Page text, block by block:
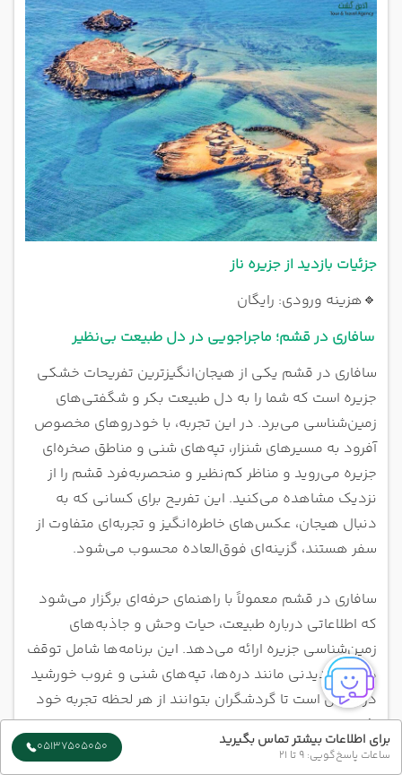
جزئیات بازدید از جزیره ناز
🔹هزینه ورودی: رایگان
سافاری در قشم؛ ماجراجویی در دل طبیعت بی‌نظیر
سافاری در قشم یکی از هیجان‌انگیزترین تفریحات خشکی
جزیره است که شما را به دل طبیعت بکر و شگفتی‌های
زمین‌شناسی می‌برد. در این تجربه، با خودروهای مخصوص
آفرود به مسیرهای شنزار، تپه‌های شنی و مناطق صخره‌ای
جزیره می‌روید و مناظر کم‌نظیر و منحصربه‌فرد قشم را از
نزدیک مشاهده می‌کنید. این تفریح برای کسانی که به
دنبال هیجان، عکس‌های خاطره‌انگیز و تجربه‌ای متفاوت از
سفر هستند، گزینه‌ای فوق‌العاده محسوب می‌شود.
سافاری در قشم معمولاً با راهنمای حرفه‌ای برگزار می‌شود
که اطلاعاتی درباره طبیعت، حیات وحش و جاذبه‌های
زمین‌شناسی جزیره ارائه می‌دهد. این برنامه‌ها شامل توقف
در نقاط دیدنی مانند دره‌ها، تپه‌های شنی و غروب خورشید
در ساحل است تا گردشگران بتوانند از هر لحظه تجربه خود
لذت ببرند. علاوه بر هیجان، سافاری فرصتی عالی برای ثبت
عکس‌های حرفه‌ای و خاطره‌انگیز فراهم می‌کند.
برای اطلاعات بیشتر تماس بگیرید
ساعات پاسخ‌گویی: 9 تا 21
05137505050